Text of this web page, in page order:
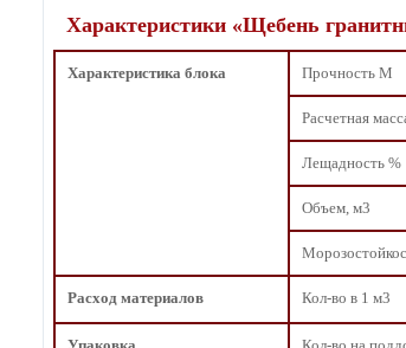
Характеристики «Щебень
Характеристика блока Прочность М
Расчетная
Лещадность %
Объем, м3
Расход материалов Кол-во в 1 м3